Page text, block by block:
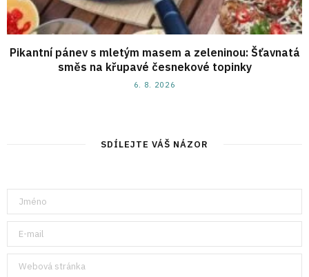
Pikantní pánev s mletým masem a zeleninou: Šťavnatá
směs na křupavé česnekové topinky
6. 8. 2026
SDÍLEJTE VÁŠ NÁZOR